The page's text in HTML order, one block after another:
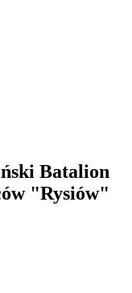
Batalion
"Rysiów"